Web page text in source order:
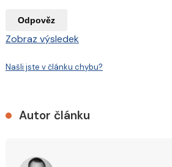
Odpověz
Zobraz výsledek
Našli jste v článku chybu?
Autor článku